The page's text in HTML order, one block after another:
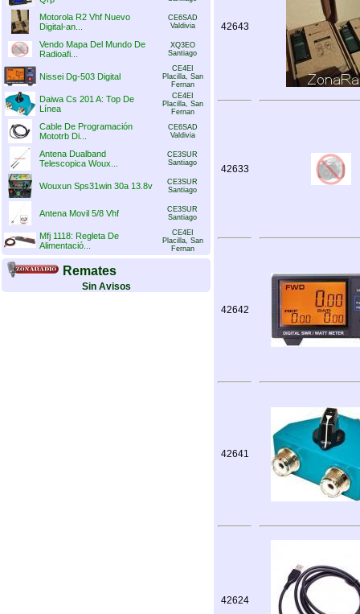
Motorola R2 Vhf Nuevo
Digital-an...
CE6SAD
Valdivia
Vendo Mapa Del Mundo De
Radioafi...
XQ3EO
Santiago
Nissei Dg-503 Digital
CE4EI
Placilla, San
Fernan
Daiwa Cs 201 A: Top De
Línea
CE4EI
Placilla, San
Fernan
Cable De Programación
Mototrb Di...
CE6SAD
Valdivia
Antena Dualband
Telescopica Woux...
CE3SUR
Santiago
Wouxun Sps31win 30a 13.8v
CE3SUR
Santiago
Antena Movil 5/8 Vhf
CE3SUR
Santiago
Mfj 1118: Regleta De
Alimentació...
CE4EI
Placilla, San
Fernan
Remates
Sin Avisos
42643
42633
42642
42641
42624